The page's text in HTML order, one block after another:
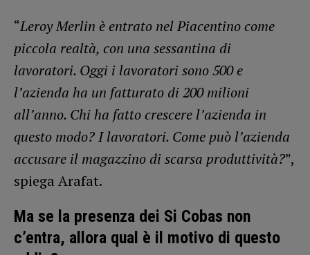
“Leroy Merlin è entrato nel Piacentino come
piccola realtà, con una sessantina di
lavoratori. Oggi i lavoratori sono 500 e
l’azienda ha un fatturato di 200 milioni
all’anno. Chi ha fatto crescere l’azienda in
questo modo? I lavoratori. Come può l’azienda
accusare il magazzino di scarsa produttività?”,
spiega Arafat.
Ma se la presenza dei Si Cobas non
c’entra, allora qual è il motivo di questo